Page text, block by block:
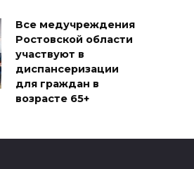
Все медучреждения
Ростовской области
участвуют в
диспансеризации
для граждан в
возрасте 65+